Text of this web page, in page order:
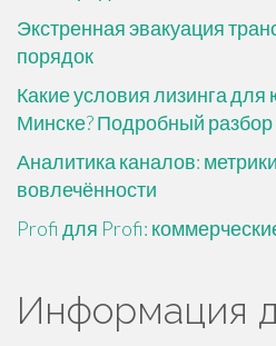
Экстренная эвакуация
порядок
Какие условия лизинга для
Минске? Подробный разбор
Аналитика каналов:
вовлечённости
Profi для Profi:
Информация